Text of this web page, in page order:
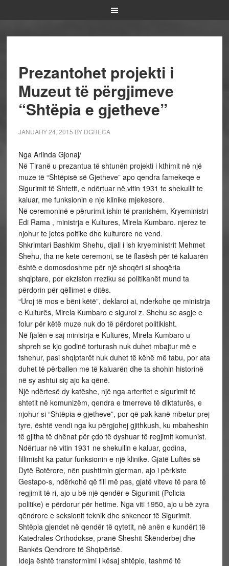
Prezantohet projekti i
Muzeut të përgjimeve
“Shtëpia e gjetheve”
JANUARY 24, 2015 BY DGRECA
Nga Arlinda Gjonaj/
Në Tiranë u prezantua të shtunën projekti i kthimit në një
muze të “Shtëpisë së Gjetheve” apo qendra famekeqe e
Sigurimit të Shtetit, e ndërtuar në vitin 1931 te shekullit te
kaluar, me funksionin e nje klinike mjekesore.
Në ceremoninë e përurimit ishin të pranishëm, Kryeministri
Edi Rama , ministrja e Kultures, Mirela Kumbaro. njerez te
njohur te jetes poltike dhe kulturore ne vend.
Shkrimtari Bashkim Shehu, djali i ish kryeministrit Mehmet
Shehu, tha ne kete ceremoni, se të flasësh për të kaluarën
është e domosdoshme për një shoqëri si shoqëria
shqiptare, por ekziston rreziku se politikanët mund ta
përdorin për qëllimet e ditës.
“Uroj të mos e bëni këtë”, deklaroi ai, nderkohe qe ministrja
e Kulturës, Mirela Kumbaro e siguroi z. Shehu se asgje e
folur për këtë muze nuk do të përdoret politikisht.
Në fjalën e saj ministrja e Kulturës, Mirela Kumbaro u
shpreh se kjo godinë torturash nuk duhet mbajtur më e
fshehur, pasi shqiptarët nuk duhet të kënë më tabu, por ata
duhet të përballen me të kaluarën dhe ta shohin historinë
në sy ashtui siç ajo ka qënë.
Një ndërtesë dy katëshe, një nga arteritet e sigurimit të
shtetit në komunizëm, qendra e tmerreve të diktaturës, e
njohur si “Shtëpia e gjetheve”, por që pak kanë mbetur prej
tyre, është vendi nga ku përgjohej gjithkush, ku mbaheshin
të gjitha të dhënat për çdo të dyshuar të regjimit komunist.
Ndërtuar në vitin 1931 ne shekullin e kaluar, godina,
fillimisht ka patur funksionin e një klinike. Gjatë Luftës së
Dytë Botërore, nën pushtimin gjerman, ajo i përkiste
Gestapo-s, ndërkohë që fill më pas, gjatë viteve të para të
regjimit të ri, ajo u bë një qendër e Sigurimit (Policia
politike) e përdorur për hetime. Nga viti 1950, ajo u bë zyra
qëndrore e seksionit teknik dhe shkencor të Sigurimit.
Shtëpia gjendet në qendër të qytetit, në anën e kundërt të
Katedrales Orthodokse, pranë Sheshit Skënderbej dhe
Bankës Qendrore të Shqipërisë.
Ideja është transformimi i kësaj shtëpie, tashmë të